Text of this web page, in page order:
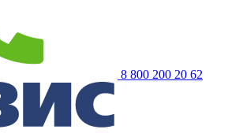
8 800 200 20 62